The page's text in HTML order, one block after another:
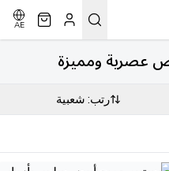
AE
عصرية ومميزة
رتب: شعبية